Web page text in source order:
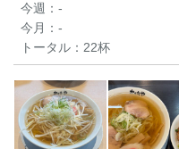
今週： -
今月： -
トータル： 22杯